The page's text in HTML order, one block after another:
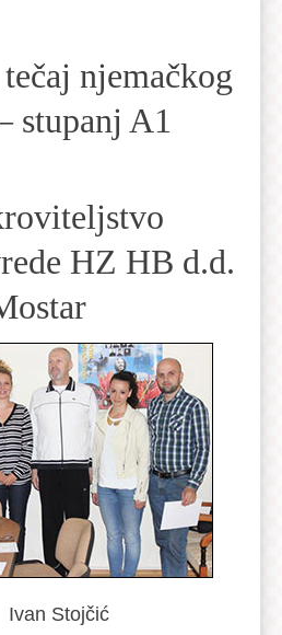
njemačkog
stupanj A1
HZ HB d.d.
Ivan Stojčić